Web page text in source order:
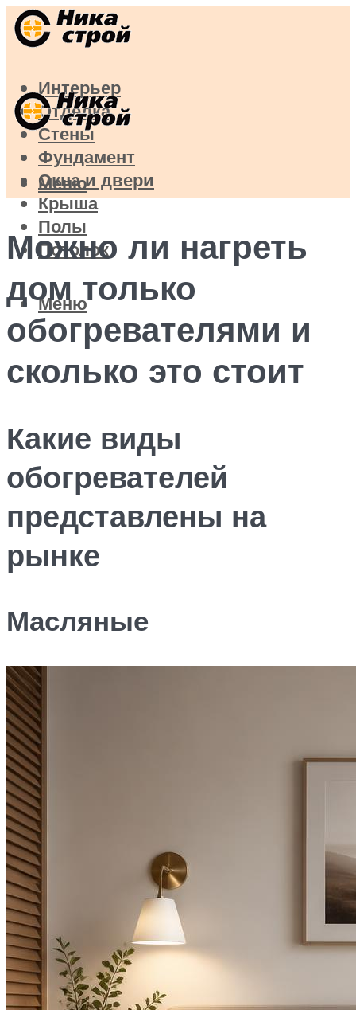
Интерьер
Отделка
Стены
Фундамент
Окна и двери
Крыша
Полы
Потолок
Меню
Меню
Можно ли нагреть
дом только
обогревателями и
сколько это стоит
Какие виды
обогревателей
представлены на
рынке
Масляные